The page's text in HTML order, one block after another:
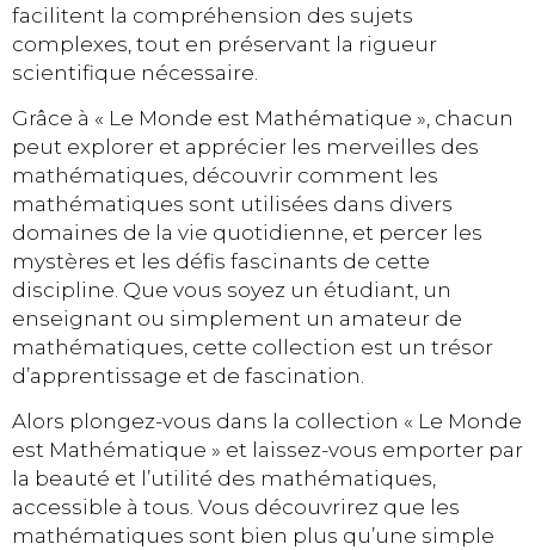
facilitent la compréhension des sujets
complexes, tout en préservant la rigueur
scientifique nécessaire.
Grâce à « Le Monde est Mathématique », chacun
peut explorer et apprécier les merveilles des
mathématiques, découvrir comment les
mathématiques sont utilisées dans divers
domaines de la vie quotidienne, et percer les
mystères et les défis fascinants de cette
discipline. Que vous soyez un étudiant, un
enseignant ou simplement un amateur de
mathématiques, cette collection est un trésor
d’apprentissage et de fascination.
Alors plongez-vous dans la collection « Le Monde
est Mathématique » et laissez-vous emporter par
la beauté et l’utilité des mathématiques,
accessible à tous. Vous découvrirez que les
mathématiques sont bien plus qu’une simple